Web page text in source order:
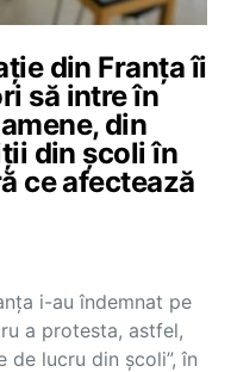
din Franța îi
să intre în
din
din școli în
ce afectează
i-au îndemnat pe
a protesta, astfel,
lucru din școli”, în